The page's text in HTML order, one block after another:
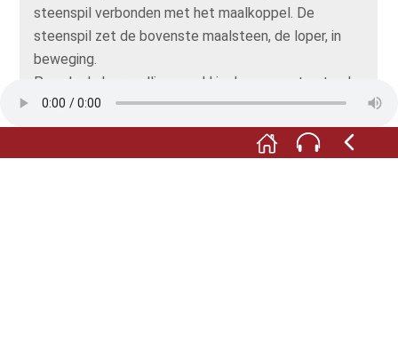
steenspil verbonden met het maalkoppel. De
steenspil zet de bovenste maalsteen, de loper, in
beweging.
Pas als de 'versnellingspook' in de gewenste stand
staat, trekt de molenaar aan de ketting om de
eikenhouten vangbalk omhoog te trekken, waardoor
de rem eraf gaat. Daarna moet hij buiten nog de